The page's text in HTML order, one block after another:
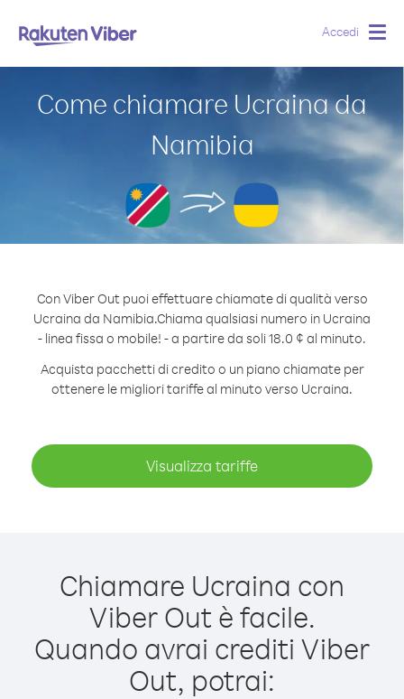
Accedi
Come chiamare Ucraina da
Namibia
Con Viber Out puoi effettuare chiamate di qualità verso
Ucraina da Namibia.Chiama qualsiasi numero in Ucraina
- linea fissa o mobile! - a partire da soli 18.0 ¢ al minuto.
Acquista pacchetti di credito o un piano chiamate per
ottenere le migliori tariffe al minuto verso Ucraina.
Visualizza tariffe
Chiamare Ucraina con
Viber Out è facile.
Quando avrai crediti Viber
Out, potrai: